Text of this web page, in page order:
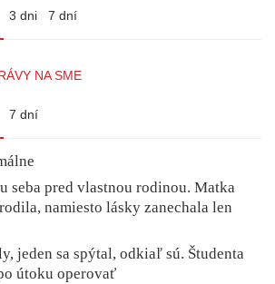
3 dni 7 dní
NA SME
7 dní
seba pred vlastnou rodinou. Matka
namiesto lásky zanechala len
jeden sa spýtal, odkiaľ sú. Študenta
útoku operovať